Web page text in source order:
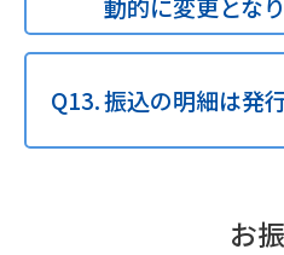
動的に変更とな
振込の明細は発
お